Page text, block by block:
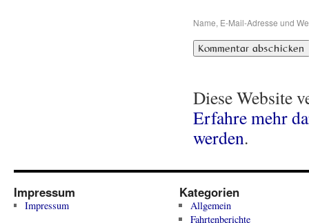
Name, E-Mail-Adresse und
Diese Website
Erfahre mehr
werden.
Impressum
Impressum
Kategorien
Allgemein
Fahrtenberichte